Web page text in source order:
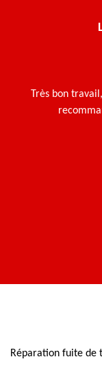
Très bon
Réparation fuite de